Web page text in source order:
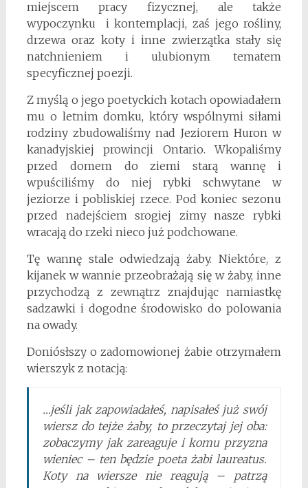
miejscem pracy fizycznej, ale także
wypoczynku i kontemplacji, zaś jego rośliny,
drzewa oraz koty i inne zwierzątka stały się
natchnieniem i ulubionym tematem
specyficznej poezji.
Z myślą o jego poetyckich kotach opowiadałem
mu o letnim domku, który wspólnymi siłami
rodziny zbudowaliśmy nad Jeziorem Huron w
kanadyjskiej prowincji Ontario. Wkopaliśmy
przed domem do ziemi starą wannę i
wpuściliśmy do niej rybki schwytane w
jeziorze i pobliskiej rzece. Pod koniec sezonu
przed nadejściem srogiej zimy nasze rybki
wracają do rzeki nieco już podchowane.
Tę wannę stale odwiedzają żaby. Niektóre, z
kijanek w wannie przeobrażają się w żaby, inne
przychodzą z zewnątrz znajdując namiastkę
sadzawki i dogodne środowisko do polowania
na owady.
Doniósłszy o zadomowionej żabie otrzymałem
wierszyk z notacją:
…jeśli jak zapowiadałeś, napisałeś już swój
wiersz do tejże żaby, to przeczytaj jej oba:
zobaczymy jak zareaguje i komu przyzna
wieniec – ten będzie poeta żabi laureatus.
Koty na wiersze nie reagują – patrzą